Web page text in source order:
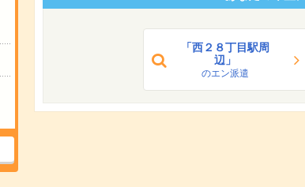
「西２８丁目駅周
辺」
のエン派遣